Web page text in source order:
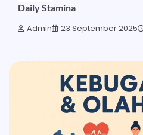
Daily Stamina
Admin 23 September 2025